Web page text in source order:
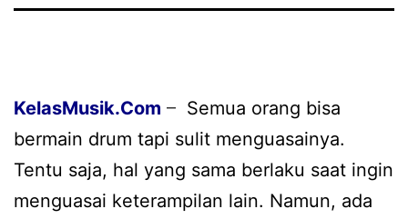
KelasMusik.Com – Semua orang bisa
bermain drum tapi sulit menguasainya.
Tentu saja, hal yang sama berlaku saat ingin
menguasai keterampilan lain. Namun, ada